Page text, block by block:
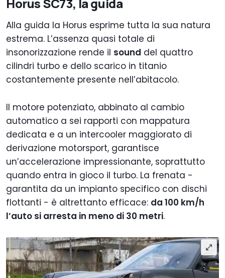
Horus SC73, la guida
Alla guida la Horus esprime tutta la sua natura
estrema. L’assenza quasi totale di
insonorizzazione rende il sound del quattro
cilindri turbo e dello scarico in titanio
costantemente presente nell’abitacolo.
Il motore potenziato, abbinato al cambio
automatico a sei rapporti con mappatura
dedicata e a un intercooler maggiorato di
derivazione motorsport, garantisce
un’accelerazione impressionante, soprattutto
quando entra in gioco il turbo. La frenata -
garantita da un impianto specifico con dischi
flottanti - è altrettanto efficace: da 100 km/h
l’auto si arresta in meno di 30 metri.